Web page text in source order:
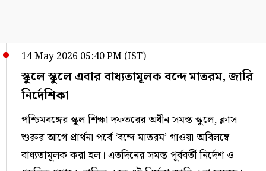
14 May 2026 05:40 PM (IST)
স্কুলে স্কুলে এবার বাধ্যতামূলক বন্দে মাতরম, জারি
নির্দেশিকা
পশ্চিমবঙ্গের স্কুল শিক্ষা দফতরের অধীন সমস্ত স্কুলে, ক্লাস
শুরুর আগে প্রার্থনা পর্বে ‘বন্দে মাতরম’ গাওয়া অবিলম্বে
বাধ্যতামূলক করা হল। এতদিনের সমস্ত পূর্ববর্তী নির্দেশ ও